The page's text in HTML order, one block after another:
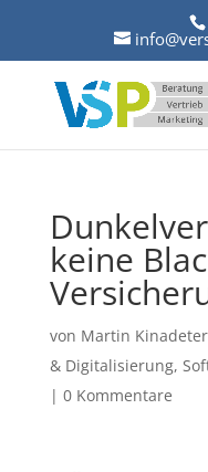
keine
von Martin Kinadeter
& Digitalisierung,
| 0 Kommentare